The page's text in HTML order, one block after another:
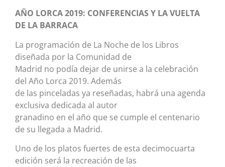
AÑO LORCA 2019: CONFERENCIAS Y LA VUELTA
DE LA BARRACA
La programación de La Noche de los Libros
diseñada por la Comunidad de
Madrid no podía dejar de unirse a la celebración
del Año Lorca 2019. Además
de las pinceladas ya reseñadas, habrá una agenda
exclusiva dedicada al autor
granadino en el año que se cumple el centenario
de su llegada a Madrid.
Uno de los platos fuertes de esta decimocuarta
edición será la recreación de las